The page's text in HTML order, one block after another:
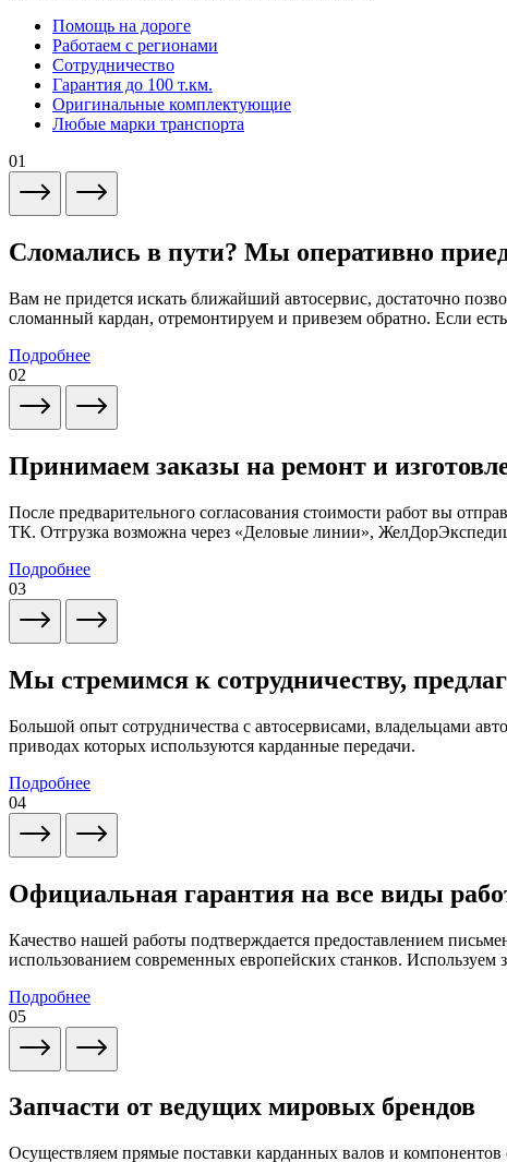
Помощь на дороге
Работаем с регионами
Сотрудничество
Гарантия до 100 т.км.
Оригинальные комплектующие
Любые марки транспорта
01
Сломались в пути? Мы оперативно
Вам не придется искать ближайший автосервис, достаточно
сломанный кардан, отремонтируем и привезем обратно. Если
Подробнее
02
Принимаем заказы на ремонт и
После предварительного согласования стоимости работ вы
ТК. Отгрузка возможна через «Деловые линии»,
Подробнее
03
Мы стремимся к сотрудничеству,
Большой опыт сотрудничества с автосервисами, владельцами
приводах которых используются карданные передачи.
Подробнее
04
Официальная гарантия на все виды
Качество нашей работы подтверждается предоставлением
использованием современных европейских станков. Используем
Подробнее
05
Запчасти от ведущих мировых брендов
Осуществляем прямые поставки карданных валов и компонентов